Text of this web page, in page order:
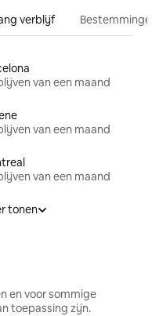
verblijf
van een maand
van een maand
van een maand
tonen
en voor sommige
toepassing zijn.